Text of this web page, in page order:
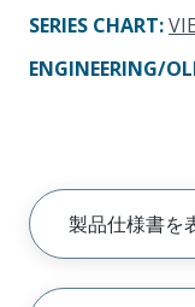
SERIES CHART:
ENGINEERING/
製品仕様書を